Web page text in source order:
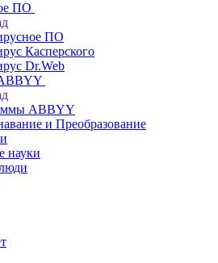
ПО
ПО
Касперского
Dr.Web
ABBYY
и Преобразование
науки